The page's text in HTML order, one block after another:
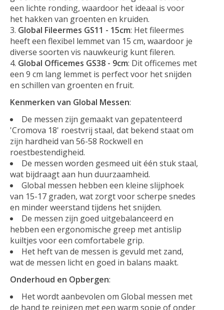
een lichte ronding, waardoor het ideaal is voor
het hakken van groenten en kruiden.
Global Fileermes GS11 - 15cm: Het fileermes
heeft een flexibel lemmet van 15 cm, waardoor je
diverse soorten vis nauwkeurig kunt fileren.
Global Officemes GS38 - 9cm: Dit officemes met
een 9 cm lang lemmet is perfect voor het snijden
en schillen van groenten en fruit.
Kenmerken van Global Messen:
De messen zijn gemaakt van gepatenteerd
'Cromova 18' roestvrij staal, dat bekend staat om
zijn hardheid van 56-58 Rockwell en
roestbestendigheid.
De messen worden gesmeed uit één stuk staal,
wat bijdraagt aan hun duurzaamheid.
Global messen hebben een kleine slijphoek
van 15-17 graden, wat zorgt voor scherpe snedes
en minder weerstand tijdens het snijden.
De messen zijn goed uitgebalanceerd en
hebben een ergonomische greep met antislip
kuiltjes voor een comfortabele grip.
Het heft van de messen is gevuld met zand,
wat de messen licht en goed in balans maakt.
Onderhoud en Opbergen:
Het wordt aanbevolen om Global messen met
de hand te reinigen met een warm sopje of onder